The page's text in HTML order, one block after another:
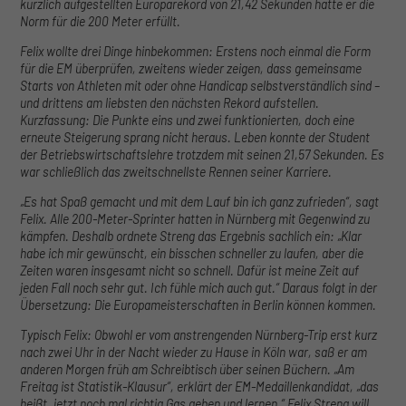
kürzlich aufgestellten Europarekord von 21,42 Sekunden hatte er die
Norm für die 200 Meter erfüllt.
Felix wollte drei Dinge hinbekommen: Erstens noch einmal die Form
für die EM überprüfen, zweitens wieder zeigen, dass gemeinsame
Starts von Athleten mit oder ohne Handicap selbstverständlich sind –
und drittens am liebsten den nächsten Rekord aufstellen.
Kurzfassung: Die Punkte eins und zwei funktionierten, doch eine
erneute Steigerung sprang nicht heraus. Leben konnte der Student
der Betriebswirtschaftslehre trotzdem mit seinen 21,57 Sekunden. Es
war schließlich das zweitschnellste Rennen seiner Karriere.
„Es hat Spaß gemacht und mit dem Lauf bin ich ganz zufrieden“, sagt
Felix. Alle 200-Meter-Sprinter hatten in Nürnberg mit Gegenwind zu
kämpfen. Deshalb ordnete Streng das Ergebnis sachlich ein: „Klar
habe ich mir gewünscht, ein bisschen schneller zu laufen, aber die
Zeiten waren insgesamt nicht so schnell. Dafür ist meine Zeit auf
jeden Fall noch sehr gut. Ich fühle mich auch gut.“ Daraus folgt in der
Übersetzung: Die Europameisterschaften in Berlin können kommen.
Typisch Felix: Obwohl er vom anstrengenden Nürnberg-Trip erst kurz
nach zwei Uhr in der Nacht wieder zu Hause in Köln war, saß er am
anderen Morgen früh am Schreibtisch über seinen Büchern. „Am
Freitag ist Statistik-Klausur“, erklärt der EM-Medaillenkandidat, „das
Speichern Nur essenzielle Cookies akzeptieren
Zurück
Datenschutzeinstellungen
Essenziell (1)
Essenzielle Cookies ermöglichen grundlegende Funktionen und sind für die
einwandfreie Funktion der Website erforderlich.
Cookie-Informationen anzeigen
Externe Medien (5)
Inhalte von Videoplattformen und Social-Media-Plattformen werden
standardmäßig blockiert. Wenn Cookies von externen Medien akzeptiert
werden, bedarf der Zugriff auf diese Inhalte keiner manuellen Einwilligung
mehr.
Cookie-Informationen anzeigen